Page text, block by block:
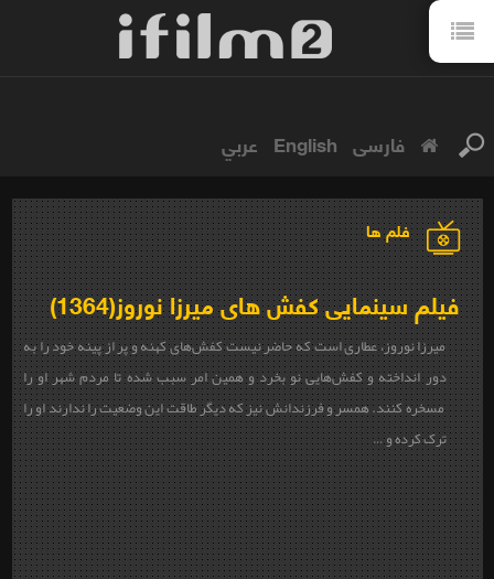
فارسی English عربي
فلم ها
فیلم سینمایی کفش های میرزا نوروز(1364)
میرزا نوروز، عطاری است که حاضر نیست کفش‌های کهنه و پر از پینه خود را به
دور انداخته و کفش‌هایی نو بخرد و همین امر سبب شده تا مردم شهر او را
مسخره کنند. همسر و فرزندانش نیز که دیگر طاقت این وضعیت را ندارند او را
ترک کرده و …